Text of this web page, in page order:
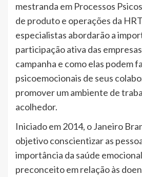
mestranda em Processos
de produto e operações da
especialistas abordarão a
participação ativa das
campanha e como elas podem
psicoemocionais de seus
promover um ambiente de
acolhedor.
Iniciado em 2014, o Janeiro
objetivo conscientizar as
importância da saúde
preconceito em relação às